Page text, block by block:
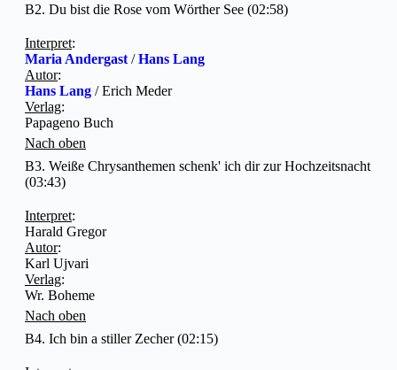
B2. Du bist die Rose vom Wörther See (02:58)
Interpret:
Maria Andergast /Hans Lang
Autor:
Hans Lang / Erich Meder
Verlag:
Papageno Buch
Nach oben
B3. Weiße Chrysanthemen schenk' ich dir zur Hochzeitsnacht
(03:43)
Interpret:
Harald Gregor
Autor:
Karl Ujvari
Verlag:
Wr. Boheme
Nach oben
B4. Ich bin a stiller Zecher (02:15)